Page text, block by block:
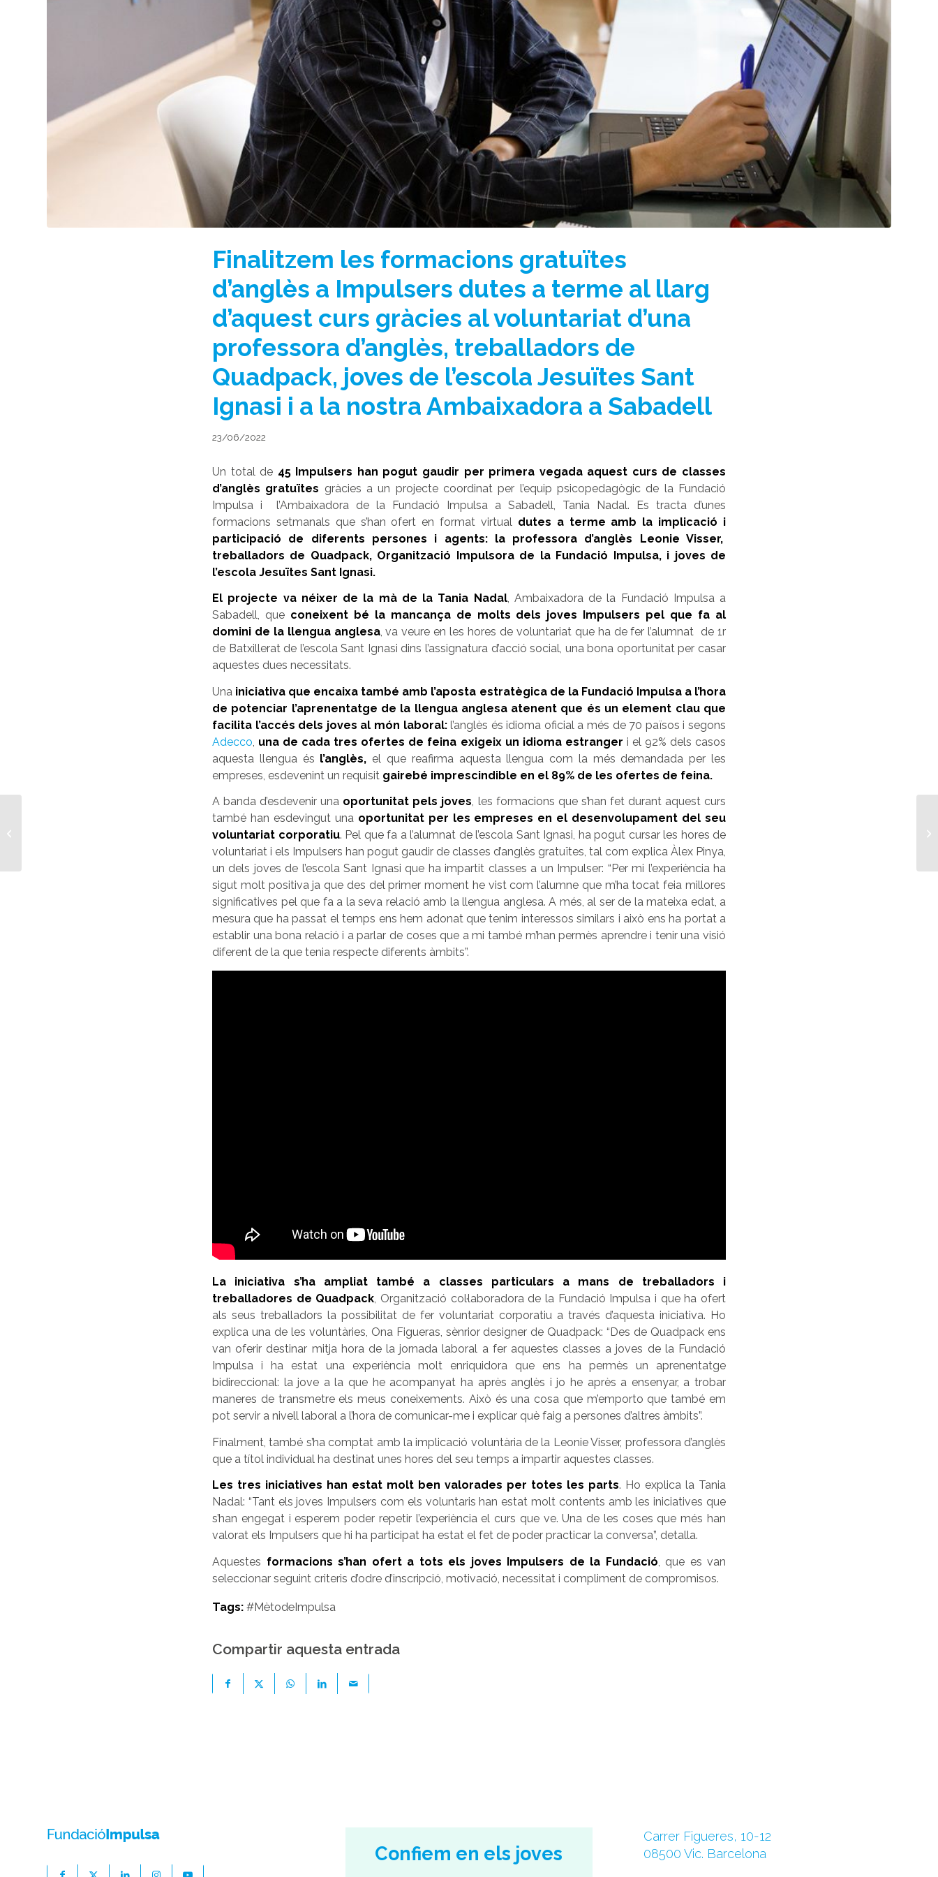
Finalitzem les formacions gratuïtes
d’anglès a Impulsers dutes a terme al llarg
d’aquest curs gràcies al voluntariat d’una
professora d’anglès, treballadors de
Quadpack, joves de l’escola Jesuïtes Sant
Ignasi i a la nostra Ambaixadora a Sabadell
23/06/2022
Un total de 45 Impulsers han pogut gaudir per primera vegada aquest curs de classes
d’anglès gratuïtes gràcies a un projecte coordinat per l’equip psicopedagògic de la Fundació
Impulsa i l’Ambaixadora de la Fundació Impulsa a Sabadell, Tania Nadal. Es tracta d’unes
formacions setmanals que s’han ofert en format virtual dutes a terme amb la implicació i
participació de diferents persones i agents: la professora d’anglès Leonie Visser,
treballadors de Quadpack, Organització Impulsora de la Fundació Impulsa, i joves de
l’escola Jesuïtes Sant Ignasi.
El projecte va néixer de la mà de la Tania Nadal, Ambaixadora de la Fundació Impulsa a
Sabadell, que coneixent bé la mancança de molts dels joves Impulsers pel que fa al
domini de la llengua anglesa, va veure en les hores de voluntariat que ha de fer l’alumnat de 1r
de Batxillerat de l’escola Sant Ignasi dins l’assignatura d’acció social, una bona oportunitat per casar
aquestes dues necessitats.
Una iniciativa que encaixa també amb l’aposta estratègica de la Fundació Impulsa a l’hora
de potenciar l’aprenentatge de la llengua anglesa atenent que és un element clau que
facilita l’accés dels joves al món laboral:l’anglès és idioma oficial a més de 70 països i segons
Adecco una de cada tres ofertes de feina exigeix un idioma estranger i el 92% dels casos
aquesta llengua és l’anglès, el que reafirma aquesta llengua com la més demandada per les
empreses, esdevenint un requisit gairebé imprescindible en el 89% de les ofertes de feina.
A banda d’esdevenir una oportunitat pels joves, les formacions que s’han fet durant aquest curs
també han esdevingut una oportunitat per les empreses en el desenvolupament del seu
voluntariat corporatiu. Pel que fa a l’alumnat de l’escola Sant Ignasi, ha pogut cursar les hores de
voluntariat i els Impulsers han pogut gaudir de classes d’anglès gratuïtes, tal com explica Àlex Pinya,
un dels joves de l’escola Sant Ignasi que ha impartit classes a un Impulser: “Per mi l’experiència ha
sigut molt positivaja que des del primer moment he vist com l’alumne que m’ha tocat feia millores
significatives pel que fa a la seva relació amb la llengua anglesa. A més, al ser de la mateixa edat, a
mesura que ha passat el temps ens hem adonat que tenim interessos similars i això ens ha portat a
establir una bona relació i a parlar de coses que ami també m’han permès aprendre i tenir una visió
diferent de la que tenia respecte diferents àmbits”.
La iniciativa s’ha ampliat també a classes particulars a mans de treballadors i
treballadores de Quadpack, Organització col·laboradora de la Fundació Impulsa i que ha ofert
als seus treballadors la possibilitat de fer voluntariat corporatiu a través d’aquesta iniciativa. Ho
explica una de les voluntàries, Ona Figueras, sènrior designer de Quadpack: “Des de Quadpack ens
van oferir destinar mitja hora de la jornada laboral a fer aquestes classes a joves de la Fundació
Impulsa iha estat una experiència molt enriquidora que ens ha permès un aprenentatge
bidireccional: la jove a la que he acompanyat ha après anglès i jo he après a ensenyar, a trobar
maneres de transmetre els meus coneixements. Això és una cosa que m’emporto que també em
pot servir a nivell laboral a l’hora de comunicar-me i explicar què faig a persones d’altres àmbits”.
Finalment, també s’ha comptat amb la implicació voluntària de la Leonie Visser, professora d’anglès
que a títol individual ha destinat unes hores del seu temps a impartir aquestes classes.
Les tres iniciatives han estat molt ben valorades per totes les parts. Ho explica la Tania
Nadal: “Tant els joves Impulsers com els voluntaris han estat molt contents amb les iniciatives que
s’han engegat i esperem poder repetir l’experiència el curs que ve. Una de les coses que més han
valorat els Impulsers que hi ha participat ha estat el fet de poder practicar la conversa”, detalla.
Aquestes formacions s’han ofert a tots els joves Impulsers de la Fundació, que es van
seleccionar seguint criteris d’odre d’inscripció, motivació, necessitat i compliment de compromisos.
Tags: #MètodeImpulsa
Compartir aquesta entrada
Confiem en els joves
Carrer Figueres, 10-12
08500 Vic. Barcelona